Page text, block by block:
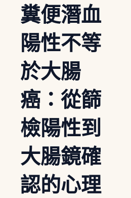
糞便潛血
陽性不等
於大腸
癌：從篩
檢陽性到
大腸鏡確
認的心理